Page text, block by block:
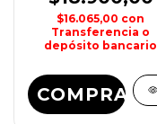
$16.065,00 con
Transferencia o
depósito bancario
COMPRAR